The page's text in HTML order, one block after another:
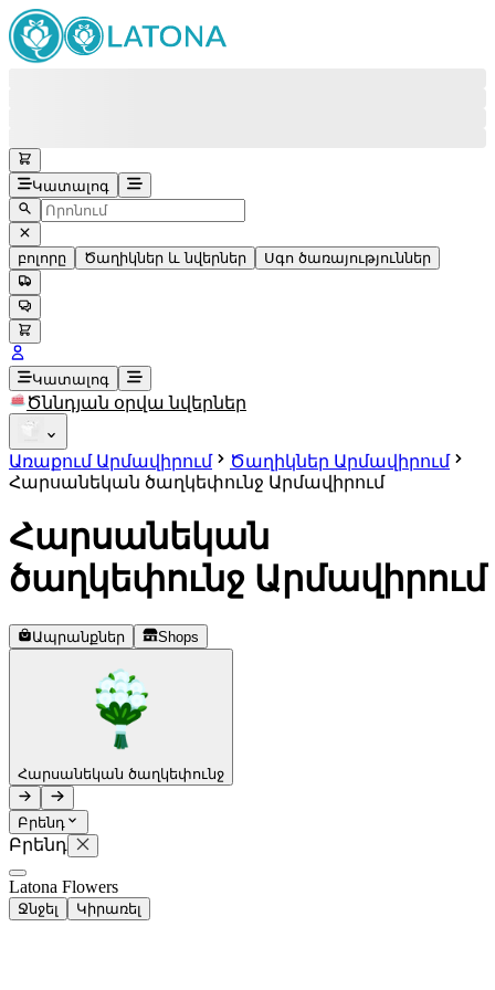
Կատալոգ
բոլորը Ծաղիկներ և նվերներ Սգո ծառայություններ
Պատվերի կարգավիճակ
Անվճար շուրջօրյա աջակցություն
Գլխավոր գրասենյակ
Viber
Whatsapp+37493888774
Telegram +37493888774
Կատալոգ
Ծննդյան օրվա նվերներ
Առաքում Արմավիրում
Ծաղիկներ Արմավիրում
Հարսանեկան ծաղկեփունջ Արմավիրում
Հարսանեկան
ծաղկեփունջ Արմավիրում
Ապրանքներ Shops
Հարսանեկան ծաղկեփունջ
Բրենդ
Բրենդ
Latona Flowers
Ջնջել Կիրառել